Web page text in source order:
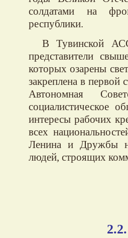
солдатами на
республики.
В Тувинской
представители
которых озарены
закреплена в
Автономная
социалистическое
интересы рабочих
всех
Ленина и Дружбы
людей, строящих